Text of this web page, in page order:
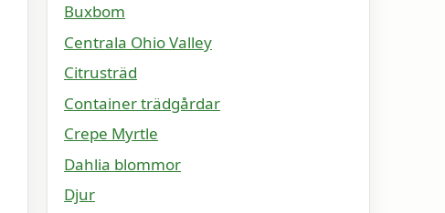
Buxbom
Centrala Ohio Valley
Citrusträd
Container trädgårdar
Crepe Myrtle
Dahlia blommor
Djur